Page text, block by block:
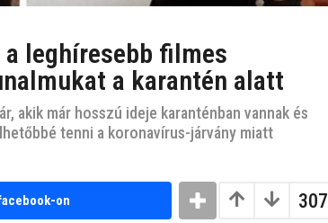
leghíresebb filmes
a karantén alatt
akik már hosszú ideje karanténban vannak és
tenni a koronavírus-járvány miatt
307
on